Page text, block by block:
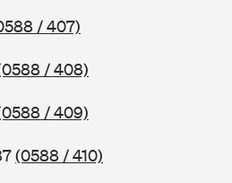
/ 407)
/ 408)
/ 409)
(0588 / 410)